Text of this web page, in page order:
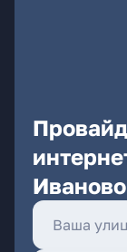
Иваново